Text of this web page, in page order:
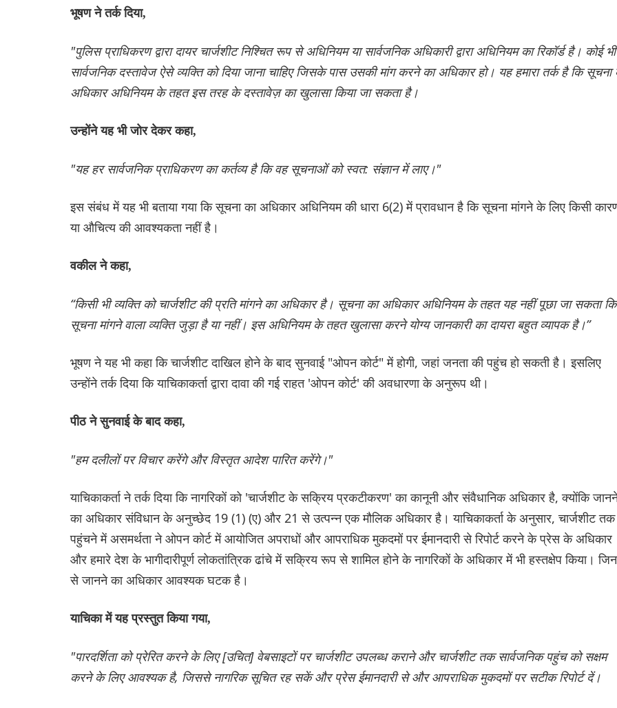
भूषण ने तर्क दिया,
"पुलिस प्राधिकरण द्वारा दायर चार्जशीट निश्चित रूप से अधिनियम या सार्वजनिक अधिकारी द्वारा अधिनियम का रिकॉर्ड है। कोई भी
सार्वजनिक दस्तावेज ऐसे व्यक्ति को दिया जाना चाहिए जिसके पास उसकी मांग करने का अधिकार हो। यह हमारा तर्क है कि
अधिकार अधिनियम के तहत इस तरह के दस्तावेज़ का खुलासा किया जा सकता है।
उन्होंने यह भी जोर देकर कहा,
"यह हर सार्वजनिक प्राधिकरण का कर्तव्य है कि वह सूचनाओं को स्वत: संज्ञान में लाए।"
इस संबंध में यह भी बताया गया कि सूचना का अधिकार अधिनियम की धारा 6(2) में प्रावधान है कि सूचना मांगने के लिए किसी
या औचित्य की आवश्यकता नहीं है।
वकील ने कहा,
“किसी भी व्यक्ति को चार्जशीट की प्रति मांगने का अधिकार है। सूचना का अधिकार अधिनियम के तहत यह नहीं पूछा जा सकता कि
सूचना मांगने वाला व्यक्ति जुड़ा है या नहीं। इस अधिनियम के तहत खुलासा करने योग्य जानकारी का दायरा बहुत व्यापक है।”
भूषण ने यह भी कहा कि चार्जशीट दाखिल होने के बाद सुनवाई "ओपन कोर्ट" में होगी, जहां जनता की पहुंच हो सकती है। इसलिए
उन्होंने तर्क दिया कि याचिकाकर्ता द्वारा दावा की गई राहत 'ओपन कोर्ट' की अवधारणा के अनुरूप थी।
पीठ ने सुनवाई के बाद कहा,
"हम दलीलों पर विचार करेंगे और विस्तृत आदेश पारित करेंगे।"
याचिकाकर्ता ने तर्क दिया कि नागरिकों को 'चार्जशीट के सक्रिय प्रकटीकरण' का कानूनी और संवैधानिक अधिकार है, क्योंकि
का अधिकार संविधान के अनुच्छेद 19 (1) (ए) और 21 से उत्पन्न एक मौलिक अधिकार है। याचिकाकर्ता के अनुसार, चार्जशीट तक
पहुंचने में असमर्थता ने ओपन कोर्ट में आयोजित अपराधों और आपराधिक मुकदमों पर ईमानदारी से रिपोर्ट करने के प्रेस के अधिकार
और हमारे देश के भागीदारीपूर्ण लोकतांत्रिक ढांचे में सक्रिय रूप से शामिल होने के नागरिकों के अधिकार में भी हस्तक्षेप किया।
से जानने का अधिकार आवश्यक घटक है।
याचिका में यह प्रस्तुत किया गया,
"पारदर्शिता को प्रेरित करने के लिए [उचित] वेबसाइटों पर चार्जशीट उपलब्ध कराने और चार्जशीट तक सार्वजनिक पहुंच को सक्षम
करने के लिए आवश्यक है, जिससे नागरिक सूचित रह सकें और प्रेस ईमानदारी से और आपराधिक मुकदमों पर सटीक रिपोर्ट दें।